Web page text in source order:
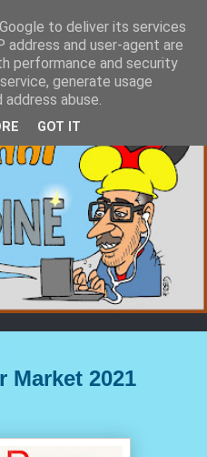
Market 2021
to deliver its services
address and user-agent are
performance and security
generate usage
abuse.
GOT IT